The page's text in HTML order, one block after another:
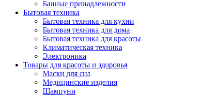
Банные принадлежности
Бытовая техника
Бытовая техника для кухни
Бытовая техника для дома
Бытовая техника для красоты
Климатическая техника
Электроника
Товары для красоты и здоровья
Маски для сна
Медицинские изделия
Шампуни